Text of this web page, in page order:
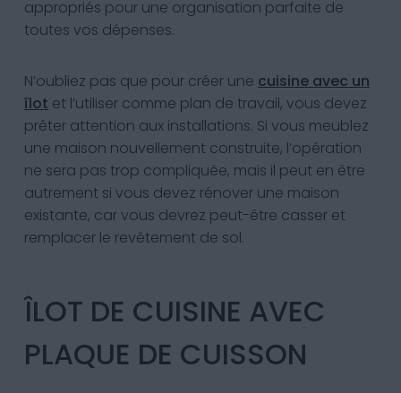
appropriés pour une organisation parfaite de
toutes vos dépenses.
N’oubliez pas que pour créer une cuisine avec un
îlot et l’utiliser comme plan de travail, vous devez
prêter attention aux installations. Si vous meublez
une maison nouvellement construite, l’opération
ne sera pas trop compliquée, mais il peut en être
autrement si vous devez rénover une maison
existante, car vous devrez peut-être casser et
remplacer le revêtement de sol.
ÎLOT DE CUISINE AVEC
PLAQUE DE CUISSON